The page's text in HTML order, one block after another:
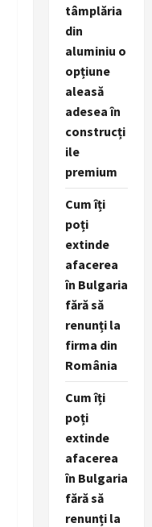
tâmplăria
din
aluminiu o
opțiune
aleasă
adesea în
construcți
ile
premium
Cum îți
poți
extinde
afacerea
în Bulgaria
fără să
renunți la
firma din
România
Cum îți
poți
extinde
afacerea
în Bulgaria
fără să
renunți la